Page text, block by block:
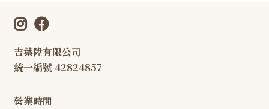
吉葉陞有限公司
統一編號 42824857
營業時間